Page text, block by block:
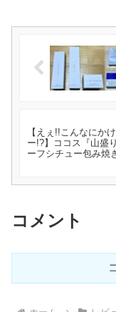
【えぇ!!こんなにか
ー!?】ココス『山盛
ーフシチュー包み焼
コメント